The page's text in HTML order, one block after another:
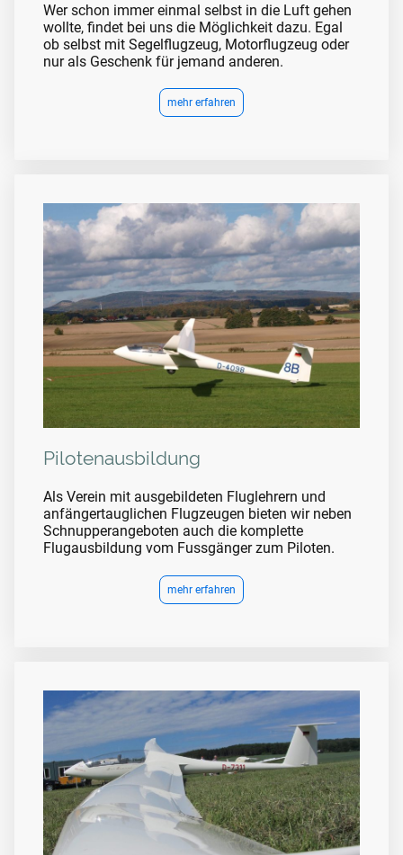
Wer schon immer einmal selbst in die Luft gehen
wollte, findet bei uns die Möglichkeit dazu. Egal
ob selbst mit Segelflugzeug, Motorflugzeug oder
nur als Geschenk für jemand anderen.
mehr erfahren
Pilotenausbildung
Als Verein mit ausgebildeten Fluglehrern und
anfängertauglichen Flugzeugen bieten wir neben
Schnupperangeboten auch die komplette
Flugausbildung vom Fussgänger zum Piloten.
mehr erfahren